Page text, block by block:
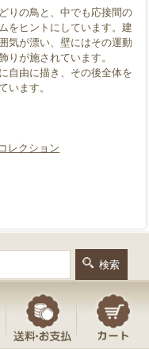
りの鳥と、中でも応接間の
をヒントにしています。建
気が漂い、壁にはその運動
りが施されています。
自由に描き、その後全体を
います。
レクション